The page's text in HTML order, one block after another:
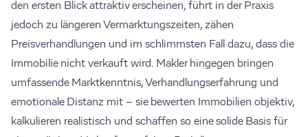
den ersten Blick attraktiv erscheinen, führt in der Praxis
jedoch zu längeren Vermarktungszeiten, zähen
Preisverhandlungen und im schlimmsten Fall dazu, dass die
Immobilie nicht verkauft wird. Makler hingegen bringen
umfassende Marktkenntnis, Verhandlungserfahrung und
emotionale Distanz mit – sie bewerten Immobilien objektiv,
kalkulieren realistisch und schaffen so eine solide Basis für